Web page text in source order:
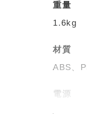
重量
1.6kg
材質
ABS、
電源